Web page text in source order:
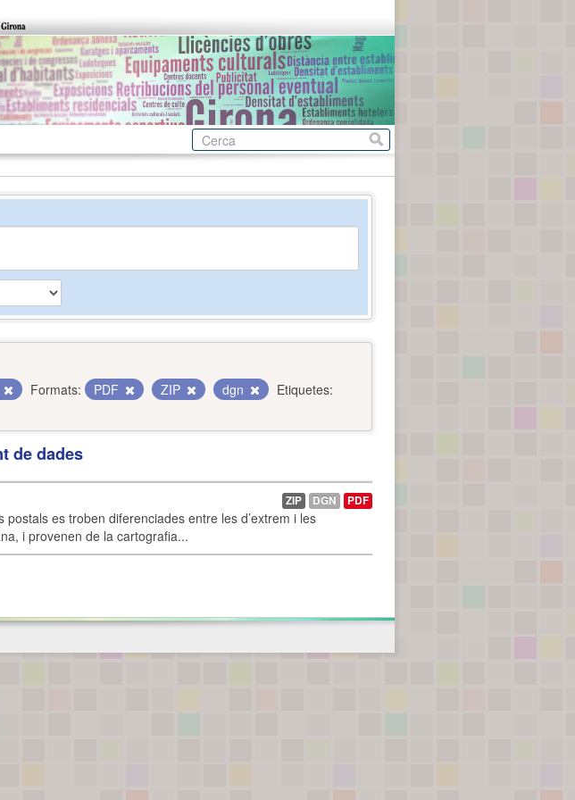
Formats: PDF ZIP dgn
Etiquetes:
de dades
es troben diferenciades entre les d’extrem i les
i provenen de la cartografia...
ZIP DGN PDF